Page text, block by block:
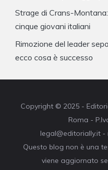
Strage di Crans-
cinque giovani italiani
Rimozione del leader
ecco cosa è successo
Copyright © 2025 -
Roma -
legal@editorially.it
Questo blog non è una
viene aggiornato